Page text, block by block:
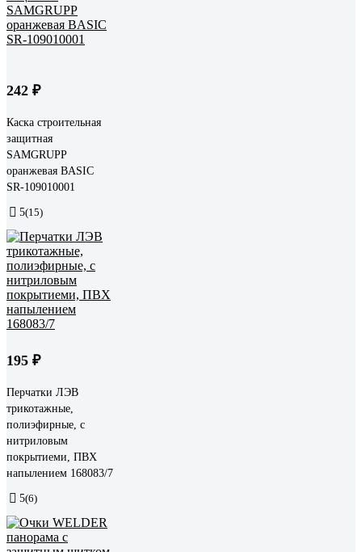
242 ₽
Каска строительная
защитная
SAMGRUPP
оранжевая BASIC
SR-109010001
5(15)
195 ₽
Перчатки ЛЭВ
трикотажные,
полиэфирные, с
нитриловым
покрытиеми, ПВХ
напылением 168083/7
5(6)